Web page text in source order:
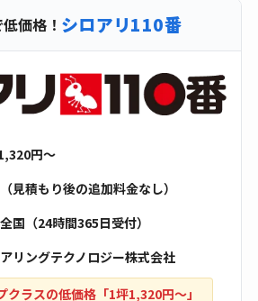
価格！ シロアリ110番
円〜
見積もり後の追加料金なし）
国（24時間365日受付）
リングテクノロジー株式会社
クラスの低価格「1坪1,320円〜」